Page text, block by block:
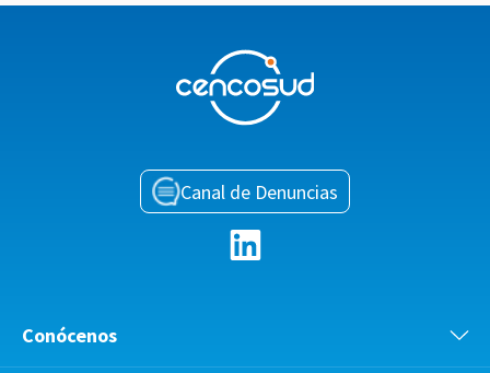
Canal de Denuncias
Conócenos